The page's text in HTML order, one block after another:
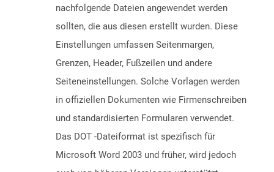
nachfolgende Dateien angewendet werden
sollten, die aus diesen erstellt wurden. Diese
Einstellungen umfassen Seitenmargen,
Grenzen, Header, Fußzeilen und andere
Seiteneinstellungen. Solche Vorlagen werden
in offiziellen Dokumenten wie Firmenschreiben
und standardisierten Formularen verwendet.
Das DOT -Dateiformat ist spezifisch für
Microsoft Word 2003 und früher, wird jedoch